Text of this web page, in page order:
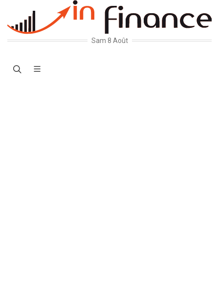
Sam 8 Août